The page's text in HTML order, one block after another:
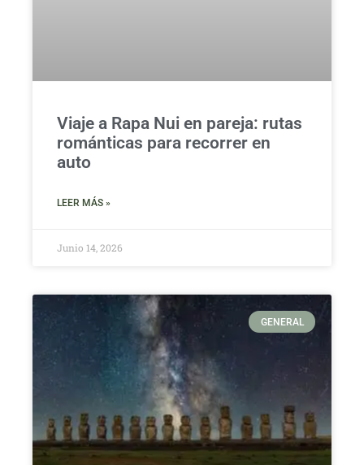
Viaje a Rapa Nui en pareja: rutas
románticas para recorrer en
auto
LEER MÁS »
Junio 14, 2026
GENERAL